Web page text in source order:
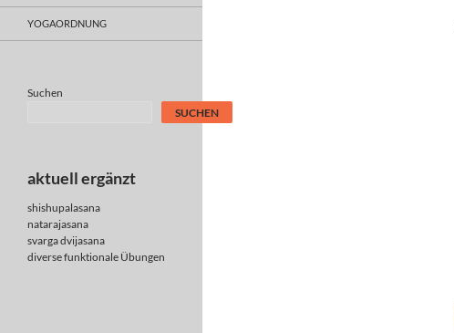
YOGAORDNUNG
Suchen
SUCHEN
aktuell ergänzt
shishupalasana
natarajasana
svarga dvijasana
diversefunktionale Übungen